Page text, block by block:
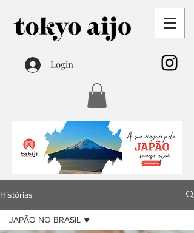
Login
Histórias
JAPÃO NO BRASIL